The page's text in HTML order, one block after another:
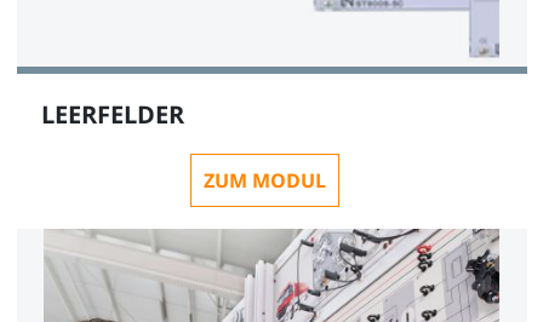
LEERFELDER
ZUM MODUL